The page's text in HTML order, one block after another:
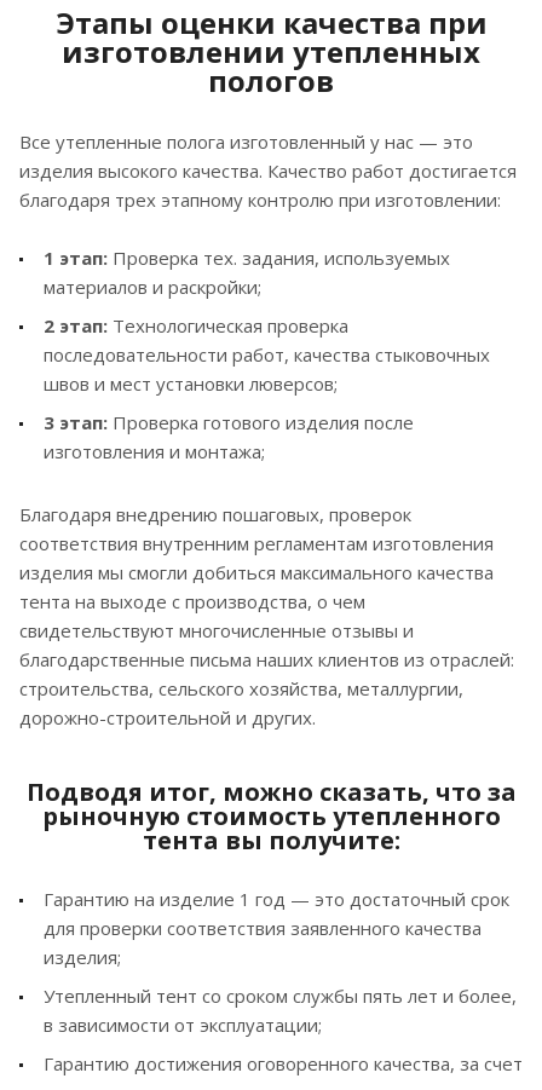
Этапы оценки качества при
изготовлении утепленных
пологов
Все утепленные полога изготовленный у нас — это
изделия высокого качества. Качество работ достигается
благодаря трех этапному контролю при изготовлении:
1 этап: Проверка тех. задания, используемых
материалов и раскройки;
2 этап: Технологическая проверка
последовательности работ, качества стыковочных
швов и мест установки люверсов;
3 этап: Проверка готового изделия после
изготовления и монтажа;
Благодаря внедрению пошаговых, проверок
соответствия внутренним регламентам изготовления
изделия мы смогли добиться максимального качества
тента на выходе с производства, о чем
свидетельствуют многочисленные отзывы и
благодарственные письма наших клиентов из отраслей:
строительства, сельского хозяйства, металлургии,
дорожно-строительной и других.
Подводя итог, можно сказать, что за
рыночную стоимость утепленного
тента вы получите:
Гарантию на изделие 1 год — это достаточный срок
для проверки соответствия заявленного качества
изделия;
Утепленный тент со сроком службы пять лет и более,
в зависимости от эксплуатации;
Гарантию достижения оговоренного качества, за счет